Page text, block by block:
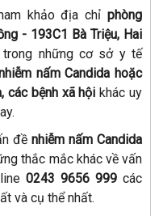
khảo địa chỉ phòng
- 193C1 Bà Triệu, Hai
những cơ sở y tế
nấm Candida hoặc
các bệnh xã hộikhác uy
đề nhiễm nấm Candida
thắc mắc khác về vấn
0243 9656 999 các
và cụ thể nhất.